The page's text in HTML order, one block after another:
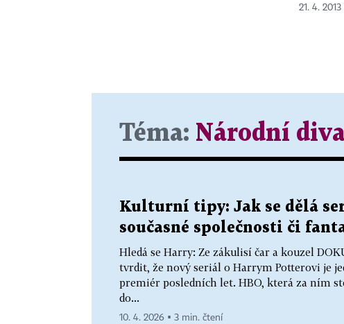
21. 4.
Téma: Národní
Kulturní tipy: Jak se dělá
současné společnosti či
Hledá se Harry: Ze zákulisí čar a kouzel
tvrdit, že nový seriál o Harrym Potterovi je
premiér posledních let. HBO, která za ním
do...
10. 4. 2026 ▪ 3 min. čtení